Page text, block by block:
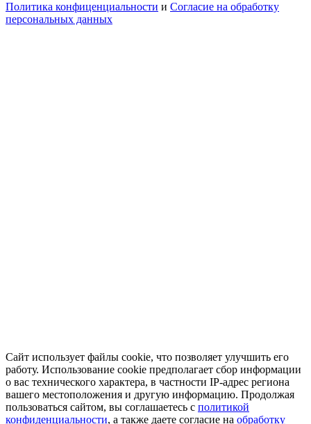
Политика конфиценциальности и Согласие на обработку
персональных данных
Сайт использует файлы cookie, что позволяет улучшить его
работу. Использование cookie предполагает сбор информации
о вас технического характера, в частности IP-адрес региона
вашего местоположения и другую информацию. Продолжая
пользоваться сайтом, вы соглашаетесь с политикой
конфиденциальности, а также даете согласие на обработку